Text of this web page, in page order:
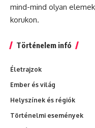
mind-mind olyan
korukon.
Történelem infó
Életrajzok
Ember és világ
Helyszínek és régiók
Történelmi események